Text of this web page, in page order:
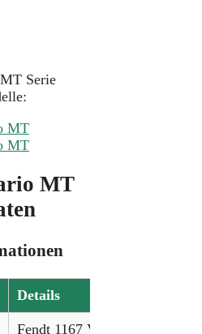
Serie
MT
MT
MT
Details
Fendt 1167 Vario MT